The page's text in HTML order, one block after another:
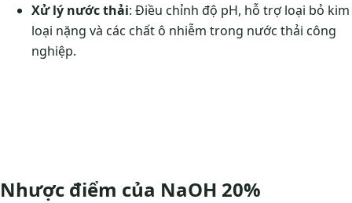
Xử lý nước thải: Điều chỉnh độ pH, hỗ trợ loại bỏ kim
loại nặng và các chất ô nhiễm trong nước thải công
nghiệp.
Nhược điểm của NaOH 20%